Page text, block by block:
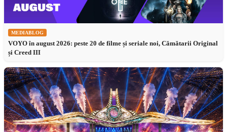
MEDIABLOG
VOYO în august 2026: peste 20 de filme și seriale noi, Cămătarii Original
și Creed III